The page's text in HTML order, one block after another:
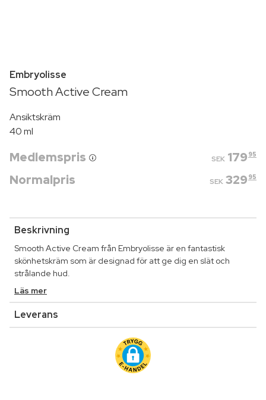
Embryolisse
Smooth Active Cream
Ansiktskräm
40 ml
Medlemspris SEK 179 95
Normalpris SEK 329 95
Beskrivning
Smooth Active Cream från Embryolisse är en fantastisk
skönhetskräm som är designad för att ge dig en slät och
strålande hud.
Läs mer
Leverans